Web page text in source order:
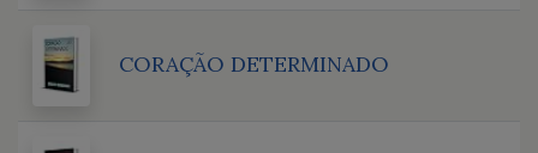
CORAÇÃO DETERMINADO